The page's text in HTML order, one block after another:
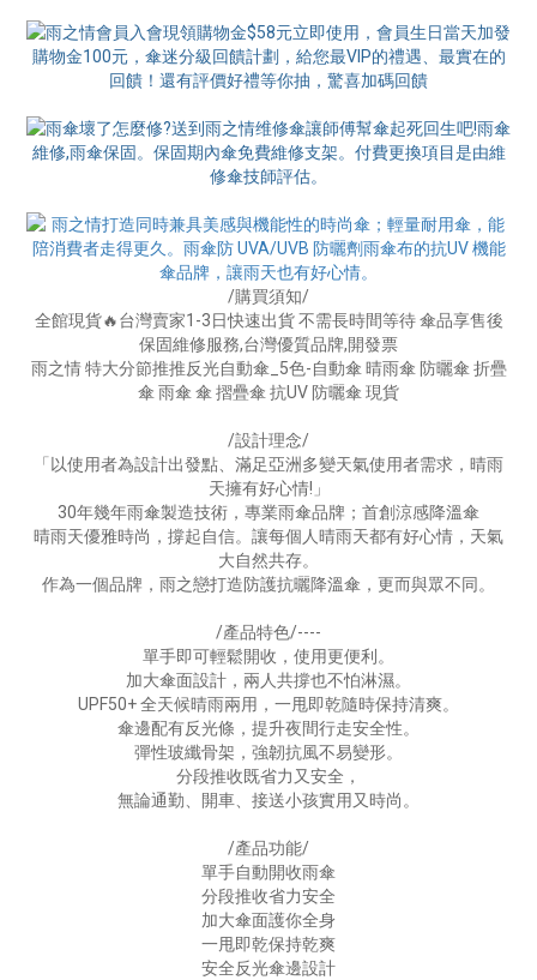
/購買須知/
全館現貨🔥台灣賣家1-3日快速出貨 不需長時間等待 傘品享售後
保固維修服務,台灣優質品牌,開發票
雨之情 特大分節推推反光自動傘_5色-自動傘 晴雨傘 防曬傘 折疊
傘 雨傘 傘 摺疊傘 抗UV 防曬傘 現貨
/設計理念/
「以使用者為設計出發點、滿足亞洲多變天氣使用者需求，晴雨
天擁有好心情!」
30年幾年雨傘製造技術，專業雨傘品牌；首創涼感降溫傘
晴雨天優雅時尚，撐起自信。讓每個人晴雨天都有好心情，天氣
大自然共存。
作為一個品牌，雨之戀打造防護抗曬降溫傘，更而與眾不同。
/產品特色/----
單手即可輕鬆開收，使用更便利。
加大傘面設計，兩人共撐也不怕淋濕。
UPF50+ 全天候晴雨兩用，一甩即乾隨時保持清爽。
傘邊配有反光條，提升夜間行走安全性。
彈性玻纖骨架，強韌抗風不易變形。
分段推收既省力又安全，
無論通勤、開車、接送小孩實用又時尚。
/產品功能/
單手自動開收雨傘
分段推收省力安全
加大傘面護你全身
一甩即乾保持乾爽
安全反光傘邊設計